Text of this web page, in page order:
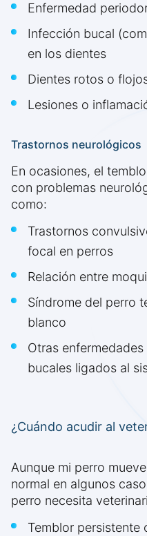
Enfermedad
Infección bucal
en los dientes
Dientes rotos o
Lesiones o
Trastornos neurológicos
En ocasiones, el
con problemas
como:
Trastornos
focal en perros
Relación entre
Síndrome del perro
blanco
Otras
bucales ligados al
¿Cuándo acudir al
Aunque mi perro
normal en algunos
perro necesita
Temblor persistente